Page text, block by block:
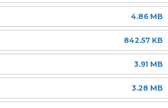
4.86 MB
842.57 KB
3.91 MB
3.28 MB